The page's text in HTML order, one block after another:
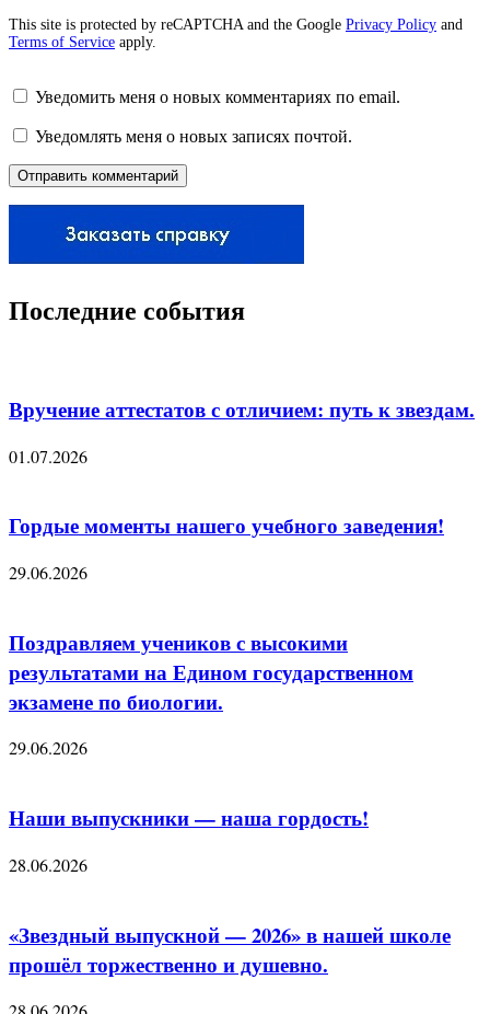
This site is protected by reCAPTCHA and the Google Privacy Policy and
Terms of Service apply.
Уведомить меня о новых комментариях по email.
Уведомлять меня о новых записях почтой.
Последние события
Вручение аттестатов с отличием: путь к звездам.
01.07.2026
Гордые моменты нашего учебного заведения!
29.06.2026
Поздравляем учеников с высокими
результатами на Едином государственном
экзамене по биологии.
29.06.2026
Наши выпускники — наша гордость!
28.06.2026
«Звездный выпускной — 2026» в нашей школе
прошёл торжественно и душевно.